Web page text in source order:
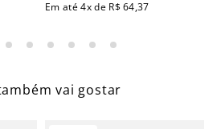
Em até4x de R$ 64,37
vai gostar